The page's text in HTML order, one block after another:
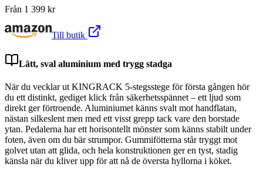
Från 1 399 kr
Till butik
Lätt, sval aluminium med trygg stadga
När du vecklar ut KINGRACK 5-stegsstege för första gången hör
du ett distinkt, gediget klick från säkerhetsspännet – ett ljud som
direkt ger förtroende. Aluminiumet känns svalt mot handflatan,
nästan silkeslent men med ett visst grepp tack vare den borstade
ytan. Pedalerna har ett horisontellt mönster som känns stabilt under
foten, även om du bär strumpor. Gummifötterna står tryggt mot
golvet utan att glida, och hela konstruktionen ger en tyst, stadig
känsla när du kliver upp för att nå de översta hyllorna i köket.